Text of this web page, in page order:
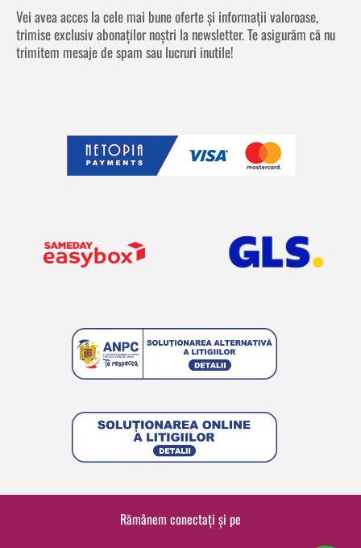
Vei avea acces la cele mai bune oferte și informații valoroase,
trimise exclusiv abonaților noștri la newsletter. Te asigurăm că nu
trimitem mesaje de spam sau lucruri inutile!
Rămânem conectați și pe